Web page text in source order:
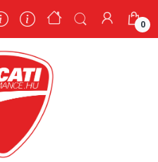
0 0